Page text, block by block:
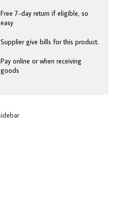
Free 7-day return if eligible, so
easy
Supplier give bills for this product.
Pay online or when receiving
goods